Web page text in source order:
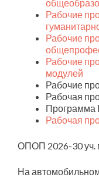
Рабочие
Рабочие
Рабочие
модулей
Рабочие
Рабочая
Программа
Рабочая
ОПОП 2026-30 уч.
На